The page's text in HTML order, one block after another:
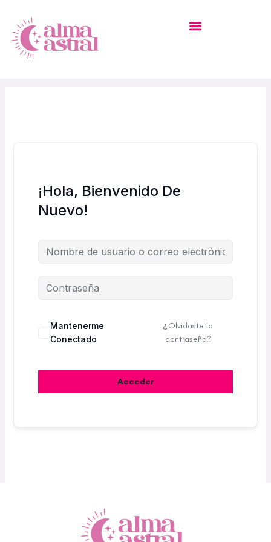
Contenido
¡Hola, Bienvenido De
Nuevo!
Mantenerme
Conectado
¿Olvidaste la
contraseña?
Acceder